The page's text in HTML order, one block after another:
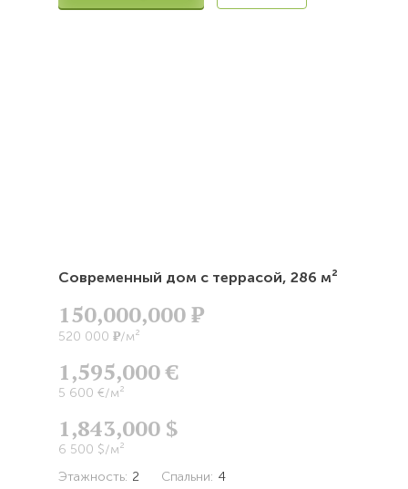
Современный дом с террасой, 286 м²
150,000,000Р
520 000 Р/м²
1,595,000 €
5 600 €/м²
1,843,000 $
6 500 $/м²
Этажность: 2 Спальни: 4